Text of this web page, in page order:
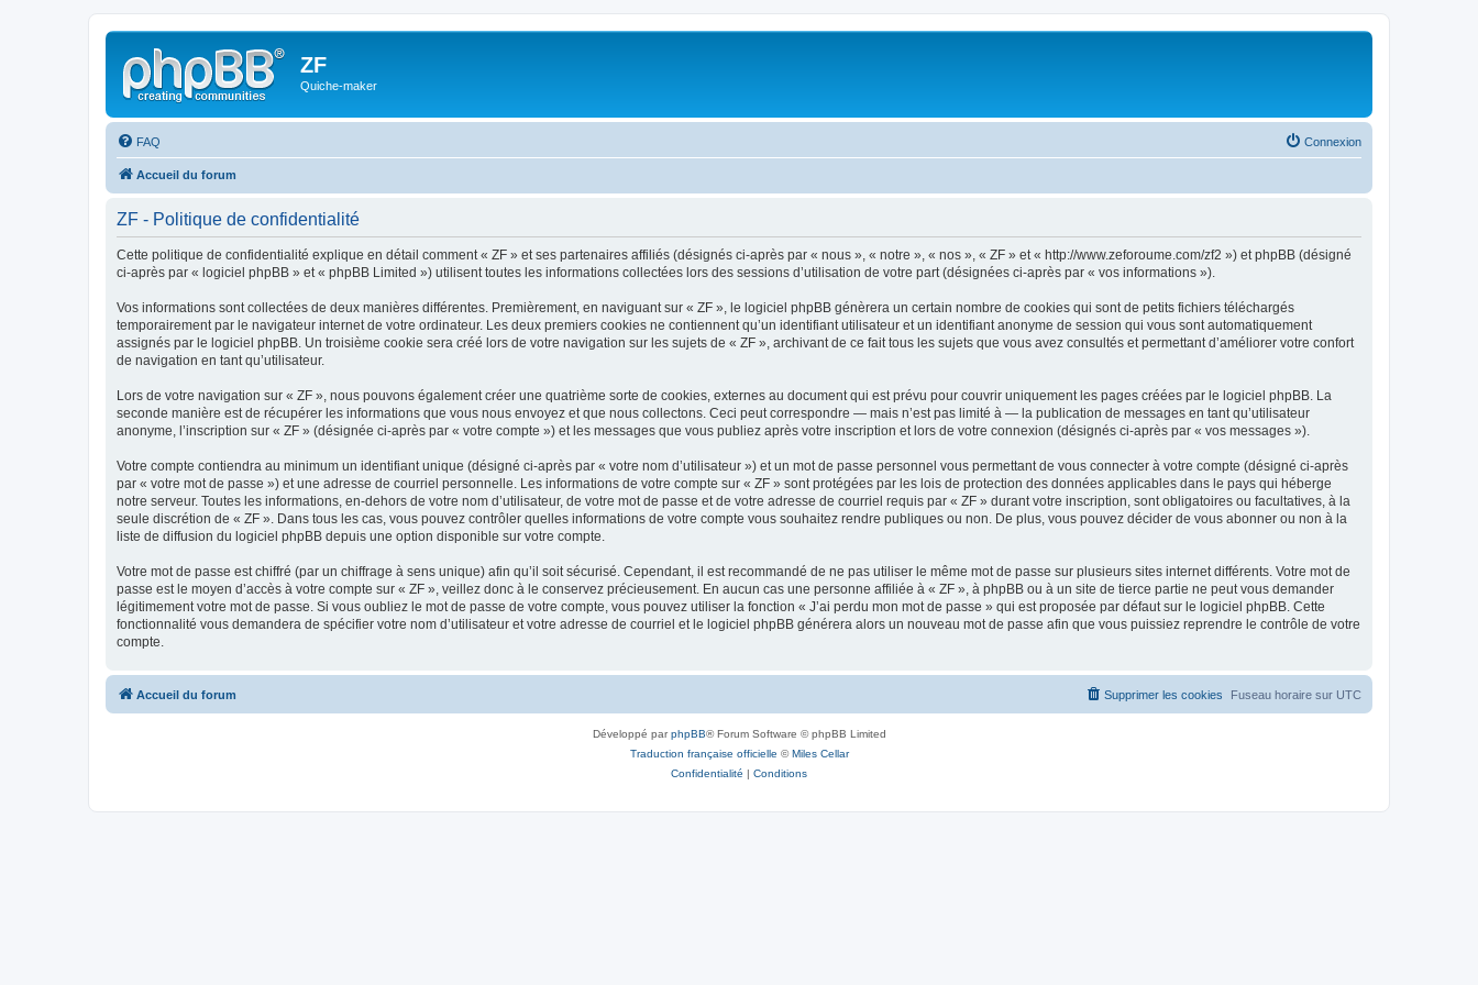
ZF
Quiche-maker
FAQ Connexion
Accueil du forum
ZF - Politique de confidentialité
Cette politique de confidentialité explique en détail comment « ZF » et ses partenaires affiliés (désignés ci-après par « nous », « notre », « nos », « ZF » et « http://www.zeforoume.com/zf2 ») et phpBB (désigné
ci-après par « logiciel phpBB » et « phpBB Limited ») utilisent toutes les informations collectées lors des sessions d’utilisation de votre part (désignées ci-après par « vos informations »).
Vos informations sont collectées de deux manières différentes. Premièrement, en naviguant sur « ZF », le logiciel phpBB génèrera un certain nombre de cookies qui sont de petits fichiers téléchargés
temporairement par le navigateur internet de votre ordinateur. Les deux premiers cookies ne contiennent qu’un identifiant utilisateur et un identifiant anonyme de session qui vous sont automatiquement
assignés par le logiciel phpBB. Un troisième cookie sera créé lors de votre navigation sur les sujets de « ZF », archivant de ce fait tous les sujets que vous avez consultés et permettant d’améliorer votre confort
de navigation en tant qu’utilisateur.
Lors de votre navigation sur « ZF », nous pouvons également créer une quatrième sorte de cookies, externes au document qui est prévu pour couvrir uniquement les pages créées par le logiciel phpBB. La
seconde manière est de récupérer les informations que vous nous envoyez et que nous collectons. Ceci peut correspondre — mais n’est pas limité à — la publication de messages en tant qu’utilisateur
anonyme, l’inscription sur « ZF » (désignée ci-après par « votre compte ») et les messages que vous publiez après votre inscription et lors de votre connexion (désignés ci-après par « vos messages »).
Votre compte contiendra au minimum un identifiant unique (désigné ci-après par « votre nom d’utilisateur ») et un mot de passe personnel vous permettant de vous connecter à votre compte (désigné ci-après
par « votre mot de passe ») et une adresse de courriel personnelle. Les informations de votre compte sur « ZF » sont protégées par les lois de protection des données applicables dans le pays qui héberge
notre serveur. Toutes les informations, en-dehors de votre nom d’utilisateur, de votre mot de passe et de votre adresse de courriel requis par « ZF » durant votre inscription, sont obligatoires ou facultatives, à la
seule discrétion de « ZF ». Dans tous les cas, vous pouvez contrôler quelles informations de votre compte vous souhaitez rendre publiques ou non. De plus, vous pouvez décider de vous abonner ou non à la
liste de diffusion du logiciel phpBB depuis une option disponible sur votre compte.
Votre mot de passe est chiffré (par un chiffrage à sens unique) afin qu’il soit sécurisé. Cependant, il est recommandé de ne pas utiliser le même mot de passe sur plusieurs sites internet différents. Votre mot de
passe est le moyen d’accès à votre compte sur « ZF », veillez donc à le conservez précieusement. En aucun cas une personne affiliée à « ZF », à phpBB ou à un site de tierce partie ne peut vous demander
légitimement votre mot de passe. Si vous oubliez le mot de passe de votre compte, vous pouvez utiliser la fonction « J’ai perdu mon mot de passe » qui est proposée par défaut sur le logiciel phpBB. Cette
fonctionnalité vous demandera de spécifier votre nom d’utilisateur et votre adresse de courriel et le logiciel phpBB générera alors un nouveau mot de passe afin que vous puissiez reprendre le contrôle de votre
compte.
Accueil du forum Fuseau horaire sur UTC
Supprimer les cookies
Développé parphpBB® Forum Software © phpBB Limited
Traduction française officielle ©Miles Cellar
Confidentialité | Conditions